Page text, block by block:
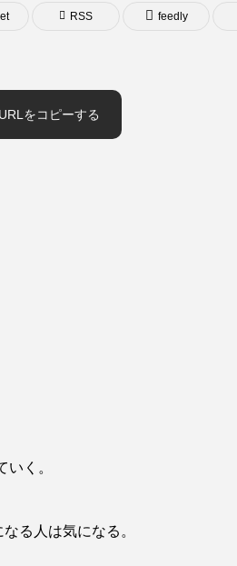
RSS feedly
をコピーする
く。
る人は気になる。